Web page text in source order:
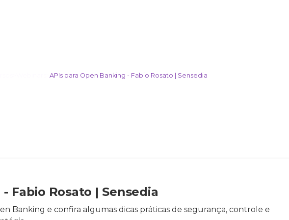
APIs para Open Banking - Fabio Rosato | Sensedia
Fabio Rosato | Sensedia
Banking e confira algumas dicas práticas de segurança, controle e